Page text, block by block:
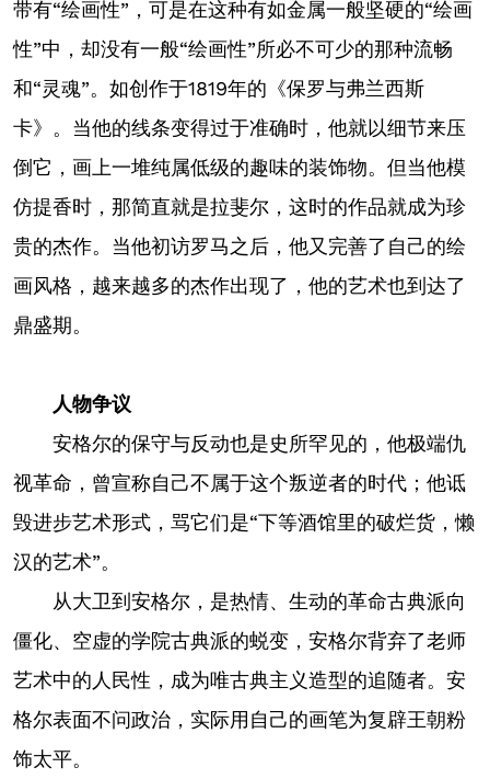
带有“绘画性”，可是在这种有如金属一般坚硬的“绘画
性”中，却没有一般“绘画性”所必不可少的那种流畅
和“灵魂”。如创作于1819年的《保罗与弗兰西斯
卡》。当他的线条变得过于准确时，他就以细节来压
倒它，画上一堆纯属低级的趣味的装饰物。但当他模
仿提香时，那简直就是拉斐尔，这时的作品就成为珍
贵的杰作。当他初访罗马之后，他又完善了自己的绘
画风格，越来越多的杰作出现了，他的艺术也到达了
鼎盛期。
人物争议
安格尔的保守与反动也是史所罕见的，他极端仇
视革命，曾宣称自己不属于这个叛逆者的时代；他诋
毁进步艺术形式，骂它们是“下等酒馆里的破烂货，懒
汉的艺术”。
从大卫到安格尔，是热情、生动的革命古典派向
僵化、空虚的学院古典派的蜕变，安格尔背弃了老师
艺术中的人民性，成为唯古典主义造型的追随者。安
格尔表面不问政治，实际用自己的画笔为复辟王朝粉
饰太平。